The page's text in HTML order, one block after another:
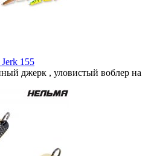
155
джерк , уловистый воблер на